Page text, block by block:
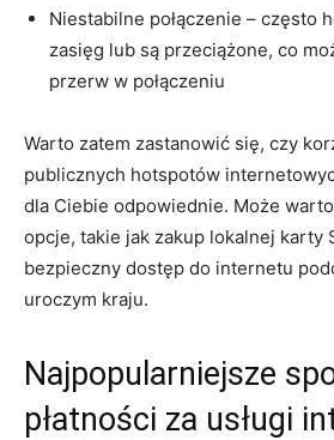
Niestabilne połączenie – często
zasięg lub są przeciążone, co
przerw w połączeniu
Warto zatem zastanowić się, czy
publicznych hotspotów
dla Ciebie odpowiednie. Może
opcje, takie jak zakup lokalnej karty
bezpieczny dostęp do internetu
uroczym kraju.
Najpopularniejsze
płatności za usługi